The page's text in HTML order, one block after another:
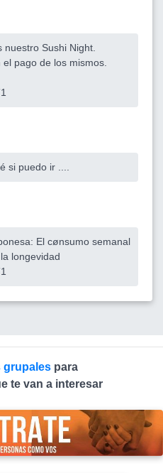
Sushi Night.
pago de los mismos.
si puedo ir ....
El cønsumo semanal
longevidad
grupales para
te van a interesar